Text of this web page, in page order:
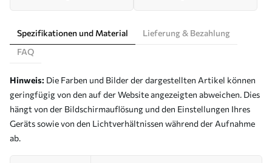
Spezifikationen und Material
Lieferung & Bezahlung
FAQ
Hinweis: Die Farben und Bilder der dargestellten Artikel können
geringfügig von den auf der Website angezeigten abweichen. Dies
hängt von der Bildschirmauflösung und den Einstellungen Ihres
Geräts sowie von den Lichtverhältnissen während der Aufnahme
ab.